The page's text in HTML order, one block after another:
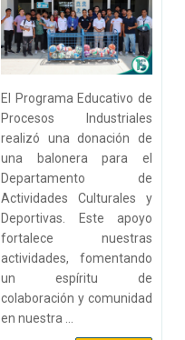
El Programa Educativo de
Procesos Industriales
realizó una donación de
una balonera para el
Departamento de
Actividades Culturales y
Deportivas. Este apoyo
fortalece nuestras
actividades, fomentando
un espíritu de
colaboración y comunidad
en nuestra ...